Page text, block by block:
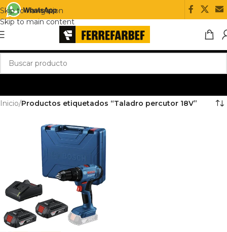
Skip to navigation
Skip to main content
Inicio/Productos etiquetados “Taladro percutor 18V”